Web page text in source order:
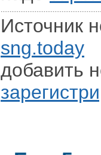
Источник
sng.today
добавить